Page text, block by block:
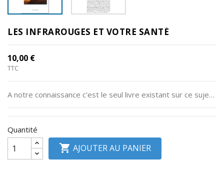
RSV
Plancher
Pelvien
Informations
LES INFRAROUGES ET VOTRE SANTÉ
10,00 €
TTC
A notre connaissance c'est le seul livre existant sur ce sujet. Vous y découvrirez en détail, et références à l'appui, comment les infrarouges fonctionnent sur le corps humain.
Quantité
 AJOUTER AU PANIER